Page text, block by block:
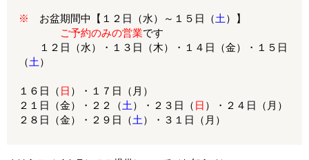
※ お盆期間中【１２日（水）～１５日（土 ）】
ご予約のみの営業です
１２日（水）・１３日（木）・１４日（金）・１５日
（土 ）
１６日（ 日 ）・１７日（月）
２１日（金）・２２（土 ）・２３日（ 日 ）・２４日（月）
２８日（金）・２９日（土 ）・３１日（月）